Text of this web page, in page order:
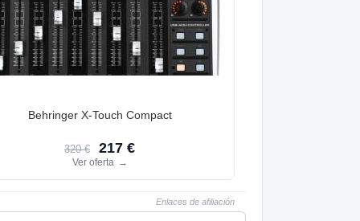
Behringer X-Touch Compact
320 € 217 €
Ver oferta →
Enlaces de afiliación